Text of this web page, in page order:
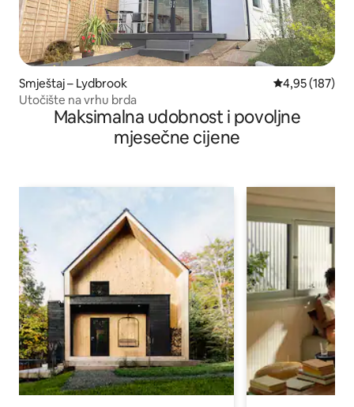
Smještaj – Lydbrook Prosječna
4,95 (187)
Utočište na vrhu brda
Maksimalna udobnost i povoljne
mjesečne cijene